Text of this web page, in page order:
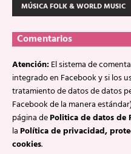
MÚSICA FOLK & WORLD MUSIC
Comentarios
Atención:El sistema de
integrado en Facebook y si los
tratamiento de datos de datos
Facebook de la manera
página dePolitica de datos de
laPolítica de privacidad,
cookies.